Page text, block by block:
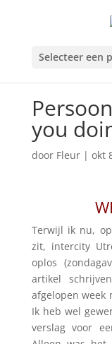
Selecteer een
you
door Fleur| okt
Terwijl ik nu,
zit, intercity
oplos
artikel
afgelopen week
Ik heb wel
verslag voor